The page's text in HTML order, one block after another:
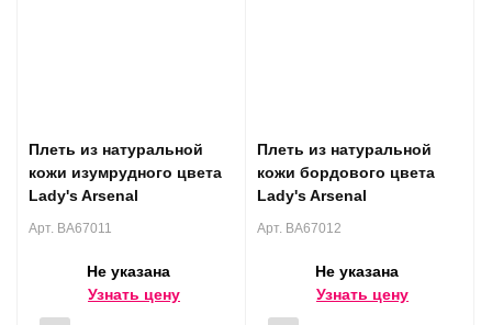
Плеть из натуральной
кожи изумрудного цвета
Lady's Arsenal
Арт. BA67011
Не указана
Узнать цену
Плеть из натуральной
кожи бордового цвета
Lady's Arsenal
Арт. BA67012
Не указана
Узнать цену